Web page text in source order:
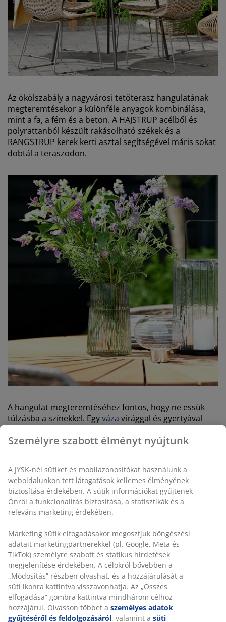
Az ökölszabály a nagyvárosi tetőterasz hangulatának
megteremtésekor a különféle anyagok kombinálása,
mint a fa, a fém és a beton. A HAJSTRUP acélből és
polyrattanból készült rakásolható székek és a
RANGSTRUP kerek kerti asztal segítségével máris sokat
dobtál a teraszodon.
A hangulat megteremtéséhez fontos, hogy ne essük
túlzásba a színekkel. Egyváza virággal és gyertyával
megvilágított lámpások segítségével a teraszod vagy
erkélyed máris élénk és dinamikus megjelenést
Személyre szabott élményt nyújtunk
A JYSK-nél sütiket és mobilazonosítókat használunk a
weboldalunkon tett látogatások kellemes élményének
biztosítása érdekében. A sütik információkat gyűjtenek
Önről a funkcionalitás biztosítása, a statisztikák és a
releváns marketing érdekében.
Marketing sütik elfogadásakor megosztjuk böngészési
adatait marketingpartnerekkel (pl. Google, Meta és
TikTok) személyre szabott és statikus hirdetések
megjelenítése érdekében. A célokról bővebben a
„Módosítás” részben olvashat, és a hozzájárulását a
süti ikonra kattintva visszavonhatja. Az „Összes
elfogadása” gombra kattintva mindhárom célhoz
hozzájárul. Olvasson többet a személyes adatok
gyűjtéséről és feldolgozásáról, valamint a süti